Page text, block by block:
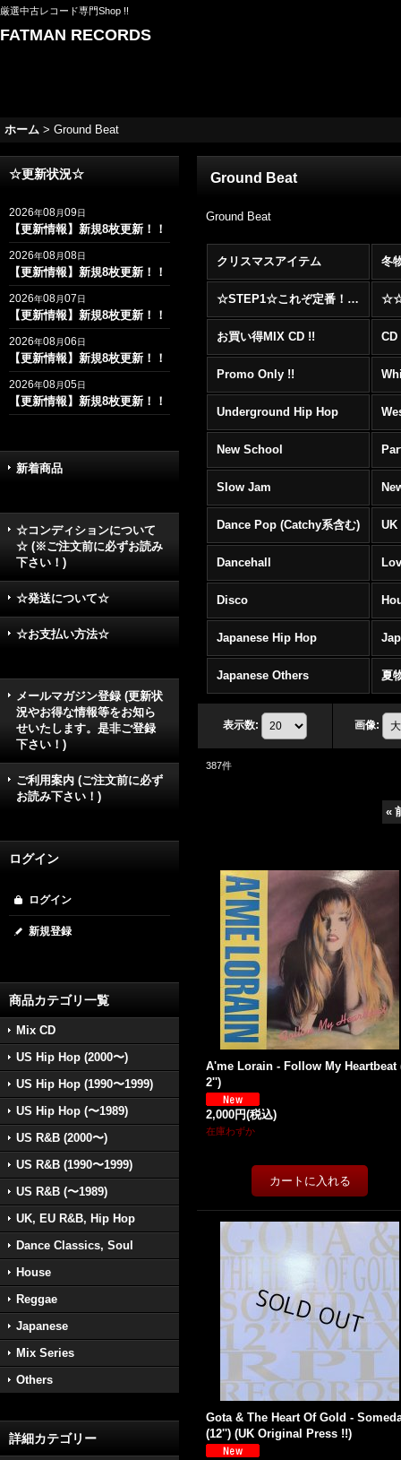
厳選中古レコード専門Shop !!
FATMAN RECORDS
ホーム > Ground Beat
☆更新状況☆
2026年08月09日
【更新情報】新規8枚更新！！
2026年08月08日
【更新情報】新規8枚更新！！
2026年08月07日
【更新情報】新規8枚更新！！
2026年08月06日
【更新情報】新規8枚更新！！
2026年08月05日
【更新情報】新規8枚更新！！
新着商品
☆コンディションについて
☆ (※ご注文前に必ずお読み
下さい！)
☆発送について☆
☆お支払い方法☆
メールマガジン登録 (更新状
況やお得な情報等をお知ら
せいたします。是非ご登録
下さい！)
ご利用案内 (ご注文前に必ず
お読み下さい！)
ログイン
ログイン
新規登録
商品カテゴリ一覧
Mix CD
US Hip Hop (2000〜)
US Hip Hop (1990〜1999)
US Hip Hop (〜1989)
US R&B (2000〜)
US R&B (1990〜1999)
US R&B (〜1989)
UK, EU R&B, Hip Hop
Dance Classics, Soul
House
Reggae
Japanese
Mix Series
Others
詳細カテゴリー
Ground Beat
Ground Beat
クリスマスアイテム 冬
☆STEP1☆これぞ定番！！まずはここから！2000年代R&BフロアヒットBest 100 !!!
お買い得MIX CD !!
Promo Only !!
Underground Hip Hop
New School
Slow Jam
Dance Pop (Catchy系含む) UK
Dancehall
Disco
Japanese Hip Hop
Japanese Others 夏
表示数: 画像:
387件
«
A'me Lorain - Follow My Heartbeat
2'')
2,000円(税込)
在庫わずか
Gota & The Heart Of Gold -
(12'') (UK Original Press !!)